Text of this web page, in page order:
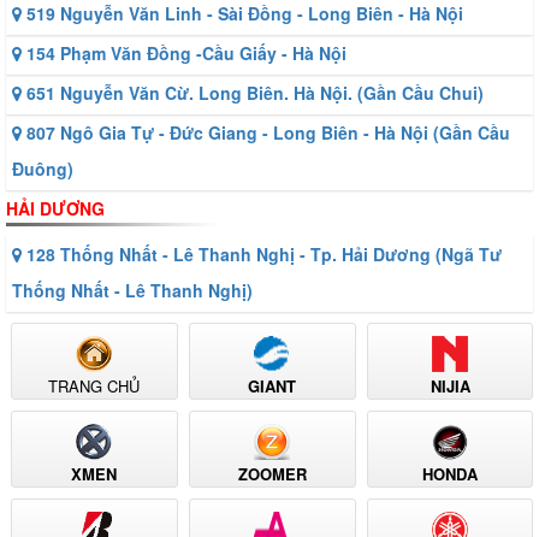
519 Nguyễn Văn Linh - Sài Đồng - Long Biên - Hà Nội
154 Phạm Văn Đồng -Cầu Giấy - Hà Nội
651 Nguyễn Văn Cừ. Long Biên. Hà Nội. (Gần Cầu Chui)
807 Ngô Gia Tự - Đức Giang - Long Biên - Hà Nội (Gần Cầu
Đuông)
HẢI DƯƠNG
128 Thống Nhất - Lê Thanh Nghị - Tp. Hải Dương (Ngã Tư
Thống Nhất - Lê Thanh Nghị)
TRANG CHỦ GIANT NIJIA
XMEN ZOOMER HONDA